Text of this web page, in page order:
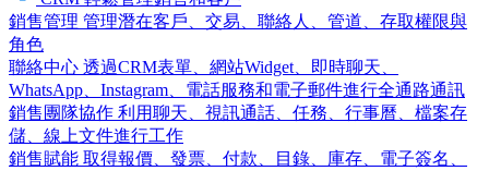
銷售管理 管理潛在客戶、交易、聯絡人、管道、存取權限與
角色
聯絡中心 透過CRM表單、網站Widget、即時聊天、
WhatsApp、Instagram、電話服務和電子郵件進行全通路通訊
銷售團隊協作 利用聊天、視訊通話、任務、行事曆、檔案存
儲、線上文件進行工作
銷售賦能 取得報價、發票、付款、目錄、庫存、電子簽名、